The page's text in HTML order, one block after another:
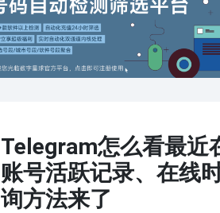
Telegram怎么看最近
账号活跃记录、在线
询方法来了